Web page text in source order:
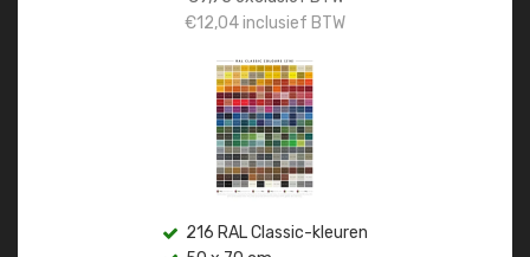
€12,04inclusief BTW
216 RAL Classic-kleuren